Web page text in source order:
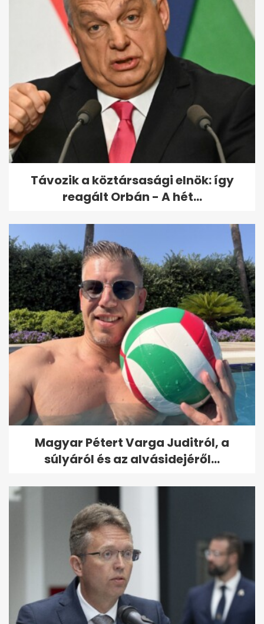
Távozik a köztársasági elnök: így
reagált Orbán - A hét...
Magyar Pétert Varga Juditról, a
súlyáról és az alvásidejéről...